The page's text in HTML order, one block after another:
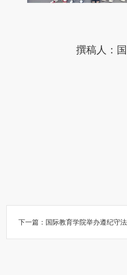
撰稿人：
下一篇： 国际教育学院举办遵纪守